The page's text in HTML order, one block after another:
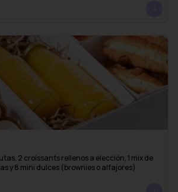
2 croissants rellenos a elección, 1 mix de
y 8 mini dulces (brownies o alfajores)